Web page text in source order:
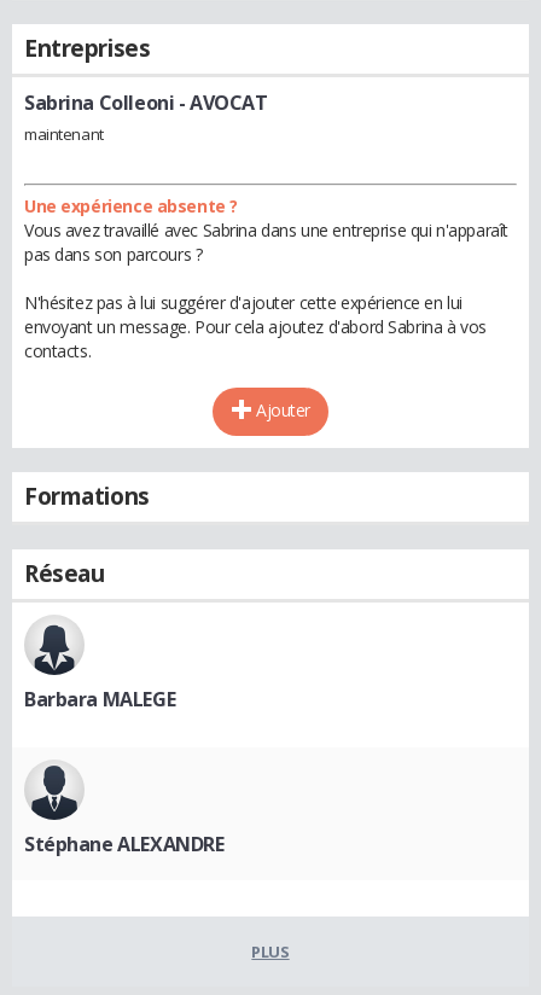
Entreprises
Sabrina Colleoni - AVOCAT
maintenant
Une expérience absente ?
Vous avez travaillé avec Sabrina dans une entreprise qui n'apparaît
pas dans son parcours ?
N'hésitez pas à lui suggérer d'ajouter cette expérience en lui
envoyant un message. Pour cela ajoutez d'abord Sabrina à vos
contacts.
Ajouter
Formations
Réseau
Barbara MALEGE
Stéphane ALEXANDRE
PLUS